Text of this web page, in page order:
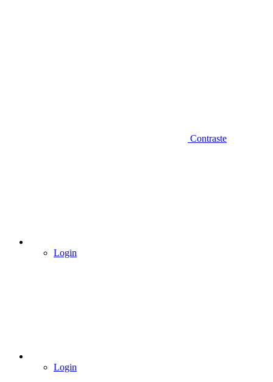
Contraste
Login
Login